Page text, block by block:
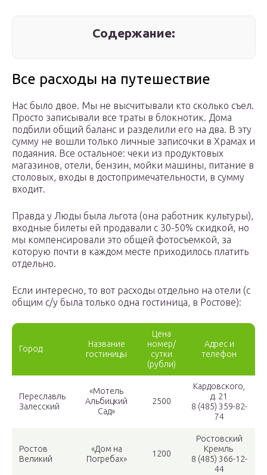
Содержание:
Все расходы на путешествие
Нас было двое. Мы не высчитывали кто сколько съел.
Просто записывали все траты в блокнотик. Дома
подбили общий баланс и разделили его на два. В эту
сумму не вошли только личные записочки в Храмах и
подаяния. Все остальное: чеки из продуктовых
магазинов, отели, бензин, мойки машины, питание в
столовых, входы в достопримечательности, в сумму
входит.
Правда у Люды была льгота (она работник культуры),
входные билеты ей продавали с 30-50% скидкой, но
мы компенсировали это общей фотосъемкой, за
которую почти в каждом месте приходилось платить
отдельно.
Если интересно, то вот расходы отдельно на отели (с
общим с/у была только одна гостиница, в Ростове):
Город
Название
гостиницы
Цена
номер/
сутки
(рубли)
Адрес и
телефон
Переславль
Залесский
«Мотель
Альбицкий
Сад»
2500
Кардовского,
д. 21
8 (485) 359-82-
74
Ростов
Великий
«Дом на
Погребах»
1200
Ростовский
Кремль
8 (485) 366-12-
44